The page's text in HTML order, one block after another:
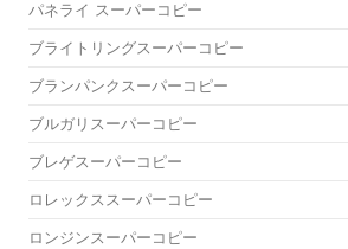
パネライ スーパーコピー
ブライトリングスーパーコピー
ブランパンクスーパーコピー
ブルガリスーパーコピー
ブレゲスーパーコピー
ロレックススーパーコピー
ロンジンスーパーコピー